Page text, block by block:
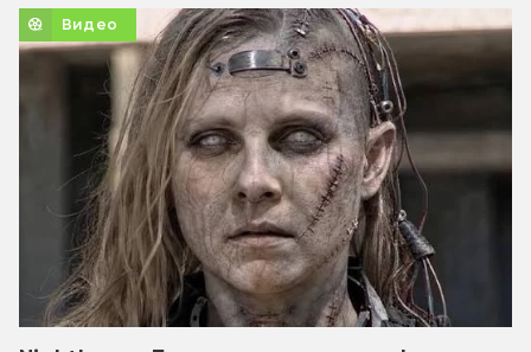
Видео